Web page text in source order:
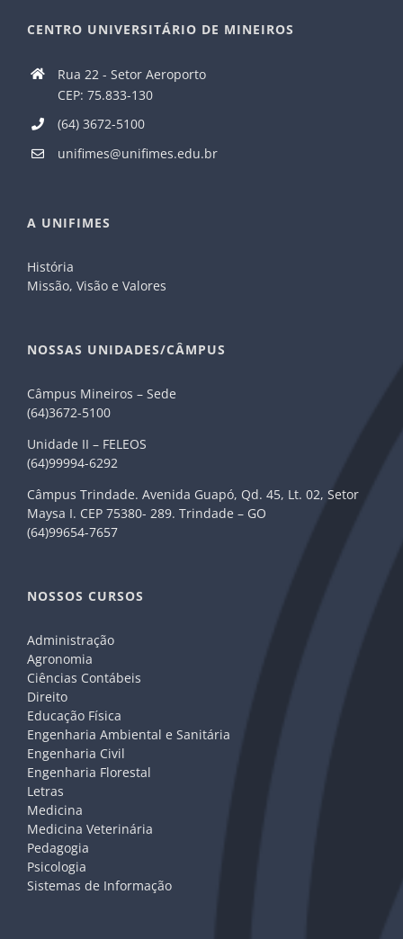
CENTRO UNIVERSITÁRIO DE MINEIROS
Rua 22 - Setor Aeroporto
CEP: 75.833-130
(64) 3672-5100
unifimes@unifimes.edu.br
A UNIFIMES
História
Missão, Visão e Valores
NOSSAS UNIDADES/CÂMPUS
Câmpus Mineiros – Sede
(64)3672-5100
Unidade II – FELEOS
(64)99994-6292
Câmpus Trindade. Avenida Guapó, Qd. 45, Lt. 02, Setor
Maysa I. CEP 75380- 289. Trindade – GO
(64)99654-7657
NOSSOS CURSOS
Administração
Agronomia
Ciências Contábeis
Direito
Educação Física
Engenharia Ambiental e Sanitária
Engenharia Civil
Engenharia Florestal
Letras
Medicina
Medicina Veterinária
Pedagogia
Psicologia
Sistemas de Informação